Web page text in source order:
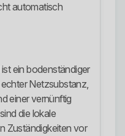
automatisch
ein bodenständiger
Netzsubstanz,
einer vernünftig
die lokale
Zuständigkeiten vor